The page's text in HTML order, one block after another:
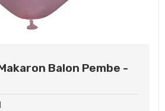
Balon Pembe -